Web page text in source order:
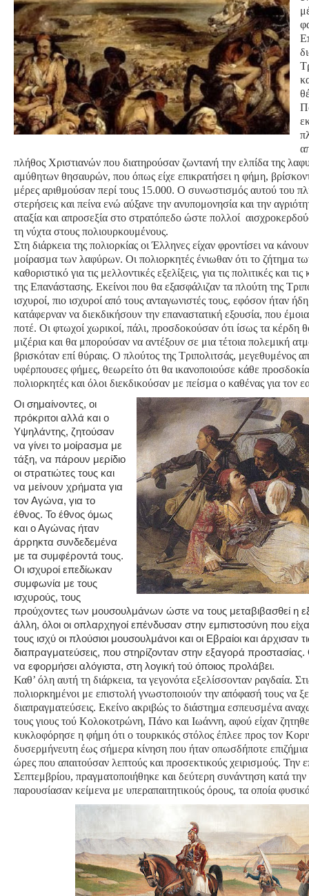
πλήθος Χριστιανών που διατηρούσαν ζωντανή την ελπίδα της
αμύθητων θησαυρών, που όπως είχε επικρατήσει η φήμη,
μέρες αριθμούσαν περί τους 15.000. Ο συνωστισμός αυτού του
στερήσεις και πείνα ενώ αύξανε την ανυπομονησία και την
αταξία και απροσεξία στο στρατόπεδο ώστε πολλοί
τη νύχτα στους πολιουρκουμένους.
Στη διάρκεια της πολιορκίας οι Έλληνες είχαν φροντίσει να
μοίρασμα των λαφύρων. Οι πολιορκητές ένιωθαν ότι το ζήτημα
καθοριστικό για τις μελλοντικές εξελίξεις, για τις πολιτικές και
της Επανάστασης. Εκείνοι που θα εξασφάλιζαν τα πλούτη της
ισχυροί, πιο ισχυροί από τους ανταγωνιστές τους, εφόσον ήταν
κατάφερναν να διεκδικήσουν την επαναστατική εξουσία, που
ποτέ. Οι φτωχοί χωρικοί, πάλι, προσδοκούσαν ότι ίσως τα κέρδη
μιζέρια και θα μπορούσαν να αντέξουν σε μια τέτοια πολεμική
βρισκόταν επί θύραις. Ο πλούτος της Τριπολιτσάς, μεγεθυμένος
υφέρπουσες φήμες, θεωρείτο ότι θα ικανοποιούσε κάθε
πολιορκητές και όλοι διεκδικούσαν με πείσμα ο καθένας για τον
Οι σημαίνοντες, οι
πρόκριτοι αλλά και ο
Υψηλάντης, ζητούσαν
να γίνει το μοίρασμα με
τάξη, να πάρουν μερίδιο
οι στρατιώτες τους και
να μείνουν χρήματα για
τον Αγώνα, για το
έθνος. Το έθνος όμως
και ο Αγώνας ήταν
άρρηκτα συνδεδεμένα
με τα συμφέροντά τους.
Οι ισχυροί επεδίωκαν
συμφωνία με τους
ισχυρούς, τους
προύχοντες των μουσουλμάνων ώστε να τους μεταβιβασθεί η
άλλη, όλοι οι οπλαρχηγοί επένδυσαν στην εμπιστοσύνη που
τους ισχύ οι πλούσιοι μουσουλμάνοι και οι Εβραίοι και άρχισαν
διαπραγματεύσεις, που στηρίζονταν στην εξαγορά
να εφορμήσει αλόγιστα, στη λογική τού όποιος προλάβει.
Καθ’ όλη αυτή τη διάρκεια, τα γεγονότα εξελίσσονταν ραγδαία.
πολιορκημένοι με επιστολή γνωστοποιούν την απόφασή τους να
διαπραγματεύσεις. Εκείνο ακριβώς το διάστημα εσπευσμένα
τους γιους τού Κολοκοτρώνη, Πάνο και Ιωάννη, αφού είχαν
κυκλοφόρησε η φήμη ότι ο τουρκικός στόλος έπλεε προς τον
δυσερμήνευτη έως σήμερα κίνηση που ήταν οπωσδήποτε επιζήμια
ώρες που απαιτούσαν λεπτούς και προσεκτικούς χειρισμούς. Την
Σεπτεμβρίου, πραγματοποιήθηκε και δεύτερη συνάντηση κατά την
παρουσίασαν κείμενα με υπεραπαιτητικούς όρους, τα οποία